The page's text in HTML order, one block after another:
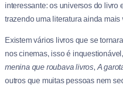
interessante: os universos do livro
trazendo uma literatura ainda mais
Existem vários livros que se
nos cinemas, isso é
menina que roubava livros, A
outros que muitas pessoas nem